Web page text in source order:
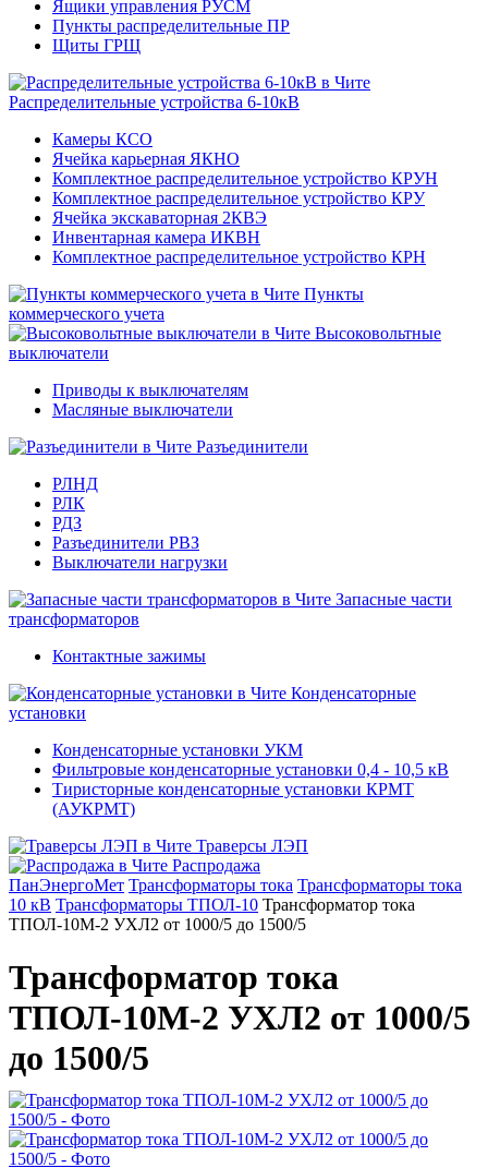
Ящики управления РУСМ
Пункты распределительные ПР
Щиты ГРЩ
Распределительные устройства 6-10кВ
Камеры КСО
Ячейка карьерная ЯКНО
Комплектное распределительное устройство КРУН
Комплектное распределительное устройство КРУ
Ячейка экскаваторная 2КВЭ
Инвентарная камера ИКВН
Комплектное распределительное устройство КРН
Пункты
коммерческого учета
Высоковольтные
выключатели
Приводы к выключателям
Масляные выключатели
Разъединители
РЛНД
РЛК
РДЗ
Разъединители РВЗ
Выключатели нагрузки
Запасные части
трансформаторов
Контактные зажимы
Конденсаторные
установки
Конденсаторные установки УКМ
Фильтровые конденсаторные установки 0,4 - 10,5 кВ
Тиристорные конденсаторные установки КРМТ
(АУКРМТ)
Траверсы ЛЭП
Распродажа
ПанЭнергоМет Трансформаторы тока Трансформаторы тока
10 кВ Трансформаторы ТПОЛ-10 Трансформатор тока
ТПОЛ-10М-2 УХЛ2 от 1000/5 до 1500/5
Трансформатор тока
ТПОЛ-10М-2 УХЛ2 от 1000/5
до 1500/5